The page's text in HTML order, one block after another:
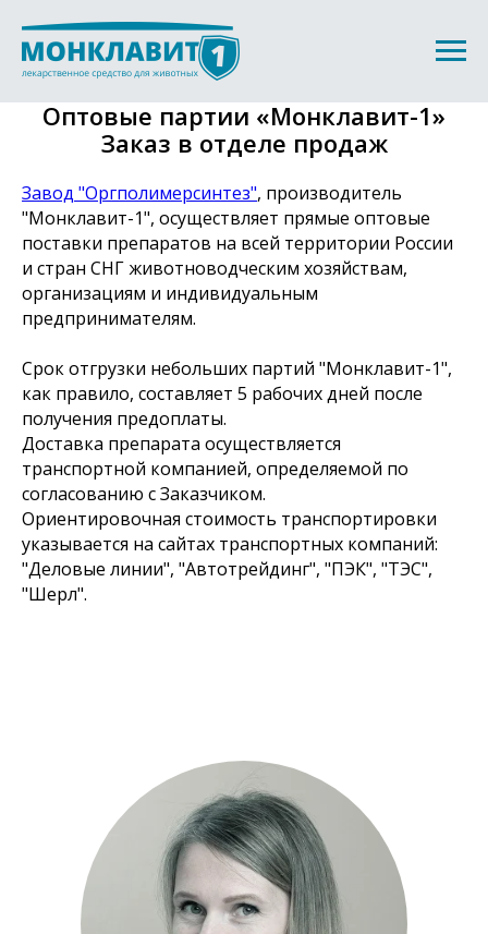
Оптовые партии «Монклавит-1»
Заказ в отделе продаж
Завод "Оргполимерсинтез", производитель
"Монклавит-1", осуществляет прямые оптовые
поставки препаратов на всей территории России
и стран СНГ животноводческим хозяйствам,
организациям и индивидуальным
предпринимателям.
Срок отгрузки небольших партий "Монклавит-1",
как правило, составляет 5 рабочих дней после
получения предоплаты.
Доставка препарата осуществляется
транспортной компанией, определяемой по
согласованию с Заказчиком.
Ориентировочная стоимость транспортировки
указывается на сайтах транспортных компаний:
"Деловые линии", "Автотрейдинг", "ПЭК", "ТЭС",
"Шерл".